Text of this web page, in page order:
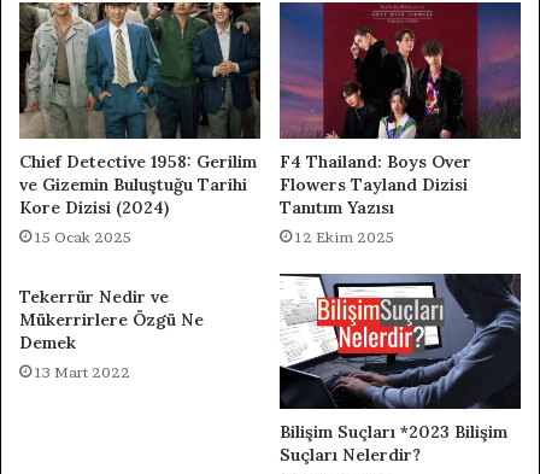
Chief Detective 1958: Gerilim
ve Gizemin Buluştuğu Tarihi
Kore Dizisi (2024)
15 Ocak 2025
F4 Thailand: Boys Over
Flowers Tayland Dizisi
Tanıtım Yazısı
12 Ekim 2025
Tekerrür Nedir ve
Mükerrirlere Özgü Ne
Demek
13 Mart 2022
Bilişim Suçları *2023 Bilişim
Suçları Nelerdir?